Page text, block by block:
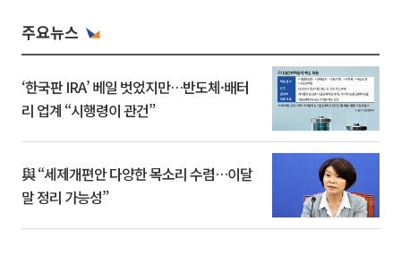
주요뉴스
‘한국판 IRA’ 베일 벗었지만…반도체·배터
리 업계 “시행령이 관건”
與 “세제개편안 다양한 목소리 수렴…이달
말 정리 가능성”